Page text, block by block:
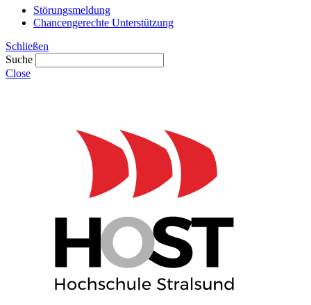
Störungsmeldung
Chancengerechte Unterstützung
Schließen
Suche
Close